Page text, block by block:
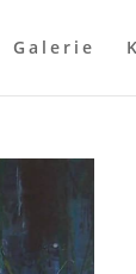
Galerie